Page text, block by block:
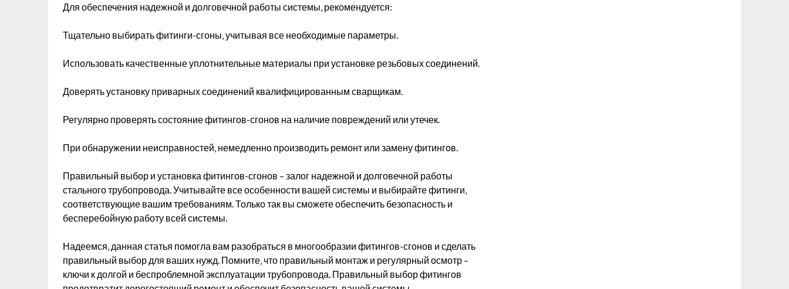
Для обеспечения надежной и долговечной работы системы‚ рекомендуется:
Тщательно выбирать фитинги-сгоны‚ учитывая все необходимые параметры.
Использовать качественные уплотнительные материалы при установке резьбовых соединений.
Доверять установку приварных соединений квалифицированным сварщикам.
Регулярно проверять состояние фитингов-сгонов на наличие повреждений или утечек.
При обнаружении неисправностей‚ немедленно производить ремонт или замену фитингов.
Правильный выбор и установка фитингов-сгонов – залог надежной и долговечной работы
стального трубопровода. Учитывайте все особенности вашей системы и выбирайте фитинги‚
соответствующие вашим требованиям. Только так вы сможете обеспечить безопасность и
бесперебойную работу всей системы.
Надеемся‚ данная статья помогла вам разобраться в многообразии фитингов-сгонов и сделать
правильный выбор для ваших нужд. Помните‚ что правильный монтаж и регулярный осмотр –
ключи к долгой и беспроблемной эксплуатации трубопровода. Правильный выбор фитингов